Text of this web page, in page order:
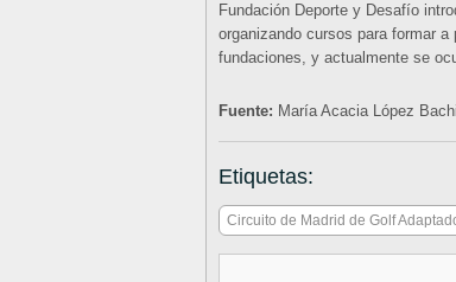
Fundación Deporte y Desafío
organizando cursos para formar
fundaciones, y actualmente se
Fuente: María Acacia López
Etiquetas:
Circuito de Madrid de Golf